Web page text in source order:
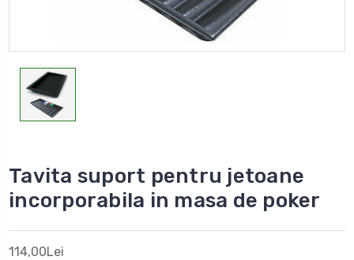
Tavita suport pentru jetoane
incorporabila in masa de poker
114,00Lei